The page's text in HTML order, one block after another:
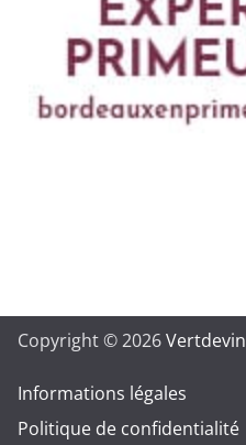
Copyright © 2026Vertdevin
Informations légales
Politique de confidentialité